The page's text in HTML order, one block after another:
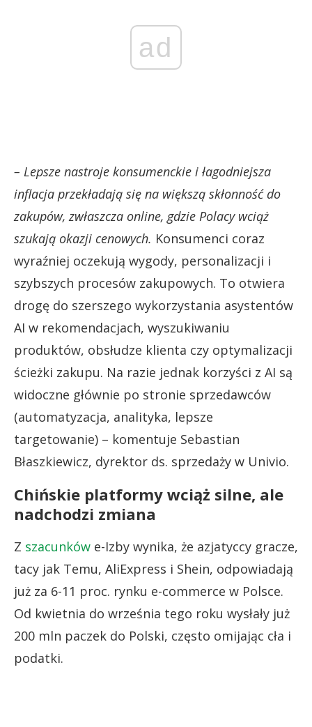
ad
– Lepsze nastroje konsumenckie i łagodniejsza
inflacja przekładają się na większą skłonność do
zakupów, zwłaszcza online, gdzie Polacy wciąż
szukają okazji cenowych. Konsumenci coraz
wyraźniej oczekują wygody, personalizacji i
szybszych procesów zakupowych. To otwiera
drogę do szerszego wykorzystania asystentów
AI w rekomendacjach, wyszukiwaniu
produktów, obsłudze klienta czy optymalizacji
ścieżki zakupu. Na razie jednak korzyści z AI są
widoczne głównie po stronie sprzedawców
(automatyzacja, analityka, lepsze
targetowanie) – komentuje Sebastian
Błaszkiewicz, dyrektor ds. sprzedaży w Univio.
Chińskie platformy wciąż silne, ale
nadchodzi zmiana
Z szacunków e-Izby wynika, że azjatyccy gracze,
tacy jak Temu, AliExpress i Shein, odpowiadają
już za 6-11 proc. rynku e-commerce w Polsce.
Od kwietnia do września tego roku wysłały już
200 mln paczek do Polski, często omijając cła i
podatki.